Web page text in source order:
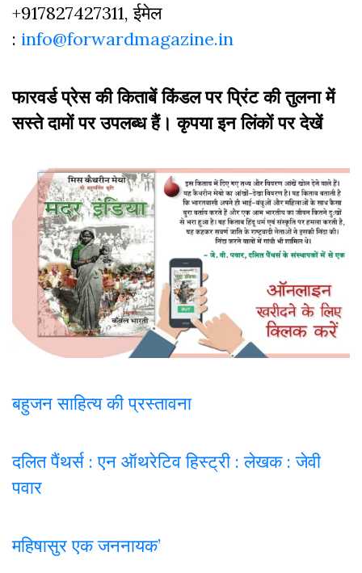
+917827427311, ईमेल
: info@forwardmagazine.in
फारवर्ड प्रेस की किताबें किंडल पर प्रिंट की तुलना में
सस्ते दामों पर उपलब्ध हैं। कृपया इन लिंकों पर देखें
बहुजन साहित्य की प्रस्तावना
दलित पैंथर्स : एन ऑथरेटिव हिस्ट्री : लेखक : जेवी
पवार
महिषासुर एक जननायक’